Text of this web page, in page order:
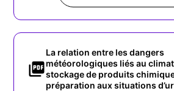
La relation entre les dangers
météorologiques liés au
stockage de produits
préparation aux situations